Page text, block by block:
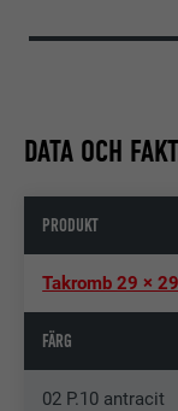
DATA OCH
PRODUKT
Takromb 29 × 29
FÄRG
02 P.10 antracit